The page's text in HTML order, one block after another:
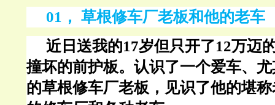
01， 草根修车厂老板和他的老车
近日送我的17岁但只开了12万迈
撞坏的前护板。认识了一个爱车、
的草根修车厂老板，见识了他的堪